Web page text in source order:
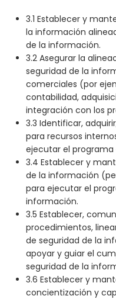
3.1 Establecer y
la información
de la información.
3.2 Asegurar la
seguridad de la
comerciales (por
contabilidad,
integración con los
3.3 Identificar,
para recursos
ejecutar el
3.4 Establecer y
de la información
para ejecutar el
información.
3.5 Establecer,
procedimientos,
de seguridad de la
apoyar y guiar el
seguridad de la
3.6 Establecer y
concientización y